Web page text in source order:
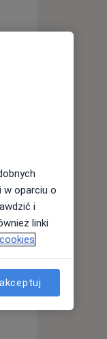
Wt,
11 Sie
w oparciu o
i
linki